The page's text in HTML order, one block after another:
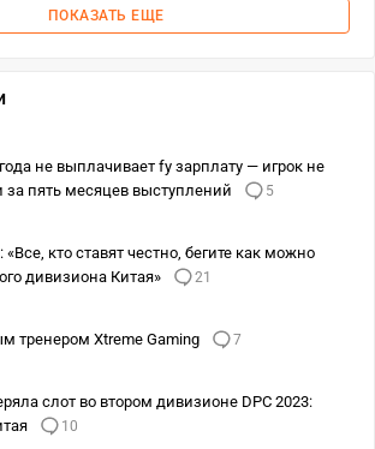
ПОКАЗАТЬ ЕЩЕ
не выплачивает fy зарплату — игрок не
за пять месяцев выступлений
5
кто ставят честно, бегите как можно
дивизиона Китая»
21
тренером Xtreme Gaming
7
слот во втором дивизионе DPC 2023:
10